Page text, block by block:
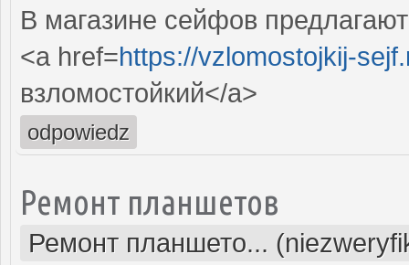
В магазине сейфов
<a href=https://vzlomostojkij-
взломостойкий</a>
odpowiedz
Ремонт планшетов
Ремонт планшето...